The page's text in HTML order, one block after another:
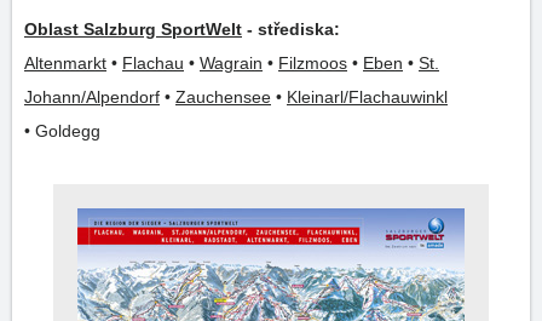
Oblast Salzburg SportWelt - střediska:
Altenmarkt • Flachau • Wagrain • Filzmoos • Eben • St.
Johann/Alpendorf • Zauchensee • Kleinarl/Flachauwinkl
• Goldegg